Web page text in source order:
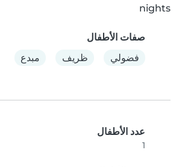
nights
صفات الأطفال
فضولي
ظريف مبدع
عدد الأطفال
1